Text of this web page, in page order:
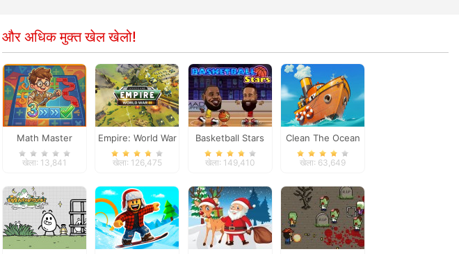
और अधिक मुक्त खेल खेलो!
Math Master
खेला: 13,841
Empire: World War
III
खेला: 126,475
Basketball Stars
खेला: 149,410
Clean The Ocean
खेला: 63,649